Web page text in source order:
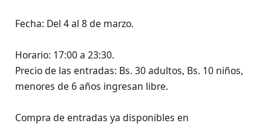
Fecha: Del 4 al 8 de marzo.
Horario: 17:00 a 23:30.
Precio de las entradas: Bs. 30 adultos, Bs. 10 niños,
menores de 6 años ingresan libre.
Compra de entradas ya disponibles en